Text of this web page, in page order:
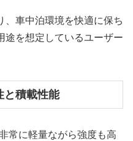
、車中泊環境を快適に保ち
途を想定しているユーザー
と積載性能
常に軽量ながら強度も高